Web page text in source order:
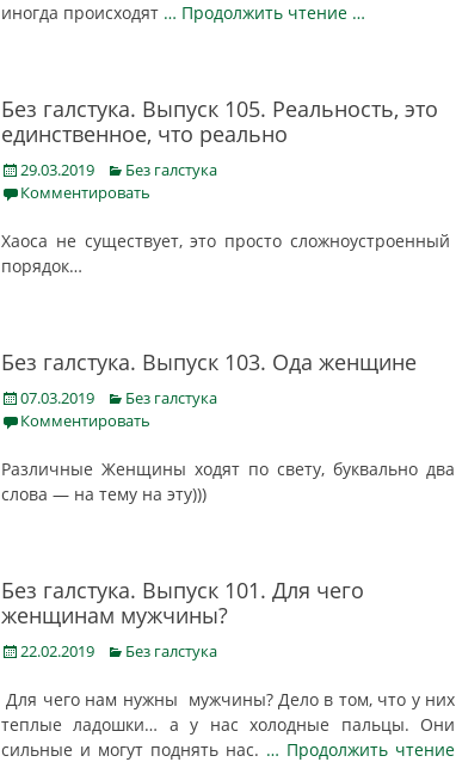
иногда происходят … Продолжить чтение …
Без галстука. Выпуск 105. Реальность, это
единственное, что реально
Posted
on
29.03.2019 Categories
Без галстука
Комментировать
Xaocа нe cyщеcтвуeт, это просто сложноустроенный
порядок…
Без галстука. Выпуск 103. Ода женщине
Posted
on
07.03.2019 Categories
Без галстука
Комментировать
Различные Женщины ходят по свету, буквально два
слова — на тему на эту)))
Без галстука. Выпуск 101. Для чего
женщинам мужчины?
Posted
22.02.2019 Categories
Без галстука
Для чего нам нужны мужчины? Дело в том, что у них
теплые ладошки… а у нас холодные пальцы. Они
сильные и могут поднять нас. … Продолжить чтение